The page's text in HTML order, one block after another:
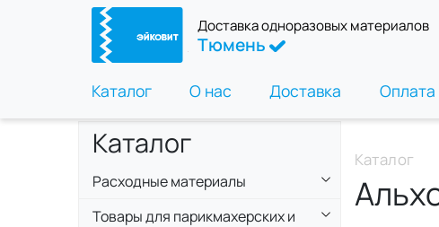
Доставка одноразовых материалов
Тюмень
Каталог О нас Доставка Оплата
Каталог
Расходные материалы
Товары для парикмахерских и
Каталог